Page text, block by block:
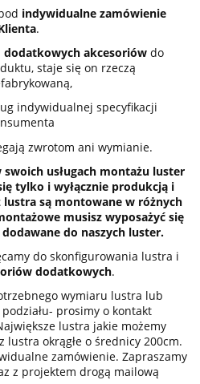
indywidualne zamówienie
.
dodatkowych akcesoriówdo
staje się on rzeczą
indywidualnej specyfikacji
zwrotom ani wymianie.
usługach montażu luster
tylko i wyłącznie produkcją i
są montowane w różnych
musisz wyposażyć się
dodawane do naszych luster.
do skonfigurowania lustra i
dodatkowych.
wymiaru lustra lub
prosimy o kontakt
lustra jakie możemy
lustra okrągłe o średnicy 200cm.
zamówienie. Zapraszamy
z projektem drogą mailową